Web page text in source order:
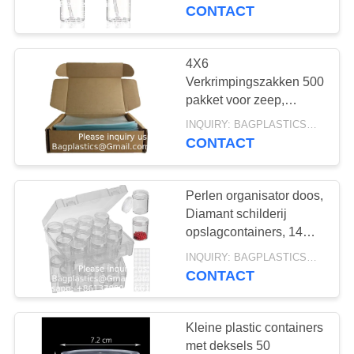
OM
EEN
CITAAT
SITEMAP
PRIVACYBELEID
cytoxisch afvalzak
SHARP
CONTAINER,
MEDICAL BIN BOX,
SPULTENBOX,
Afvalbak, PEDAL
BIN
MONSTERZAKJE,
PILLENZAKJE,
11
goedgekeurd lege
CONTACT
4X6
Verkrimpingszakken 500
pakket voor zeep,
badbom, klein cadeau,
helder
INQUIRY: BAGPLASTICS@GMAIL.COM MOQ:WhatsApp: +8613780964661
CONTACT
Perlen organisator doos,
Diamant schilderij
opslagcontainers, 14
glijbanen Diamant kunst
opslagkas helder Perlen
CONTACT
Kleine plastic containers
met deksels 50